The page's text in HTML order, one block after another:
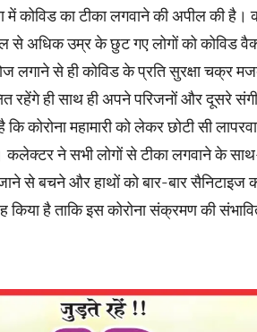
कोविड का टीका लगवाने की अपील की
से अधिक उम्र के छुट गए लोगों को कोविड
लगाने से ही कोविड के प्रति सुरक्षा चक्र
रहेंगे ही साथ ही अपने परिजनों और दूसरे
महामारी को लेकर छोटी सी
कलेक्टर ने सभी लोगों से टीका लगवाने के
से बचने और हाथों को बार-बार
है ताकि इस कोरोना संक्रमण की